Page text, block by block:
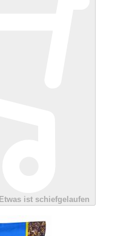
Etwas ist schiefgelaufen